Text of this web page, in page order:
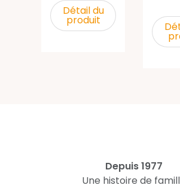
Détail du
produit
Depuis 1977
Une histoire de